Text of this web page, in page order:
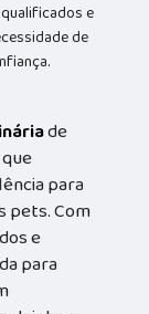
e
de
de
para
pets. Com
e
para